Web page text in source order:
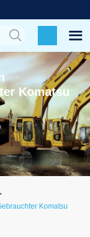
Komatsu
Komatsu